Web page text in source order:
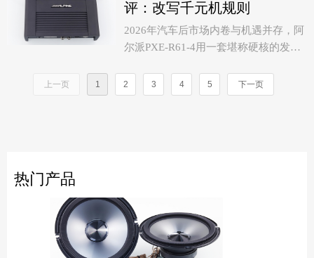
装的车载音响爱好者而言，BC6.3无疑
是那个值得信赖的选择。
评：改写千元机规则
2026年汽车后市场内卷与机遇并存，阿
尔派PXE-R61-4用一套堪称硬核的发烧
调音，在1000元左右的价位上构建了一
个几乎没有短板的音频处理平台。它不
2026-07-16
上一页 1 2 3 4 5 下一页
热门产品